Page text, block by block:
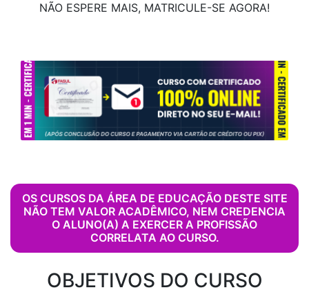
NÃO ESPERE MAIS, MATRICULE-SE AGORA!
OS CURSOS DA ÁREA DE EDUCAÇÃO DESTE SITE
NÃO TEM VALOR ACADÊMICO, NEM CREDENCIA
O ALUNO(A) A EXERCER A PROFISSÃO
CORRELATA AO CURSO.
OBJETIVOS DO CURSO